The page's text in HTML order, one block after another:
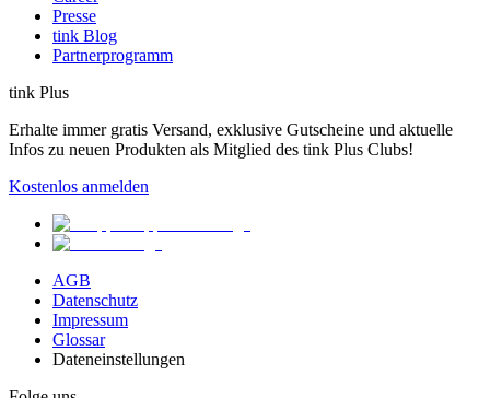
Presse
tink Blog
Partnerprogramm
tink Plus
Erhalte immer gratis Versand, exklusive Gutscheine und aktuelle
Infos zu neuen Produkten als Mitglied des tink Plus Clubs!
Kostenlos anmelden
AGB
Datenschutz
Impressum
Glossar
Dateneinstellungen